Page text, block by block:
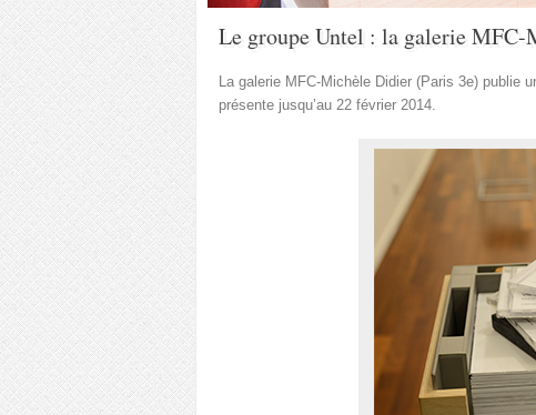
Le groupe Untel : la galerie
La galerie MFC-Michèle Didier (Paris 3e) publie
présente jusqu’au 22 février 2014.